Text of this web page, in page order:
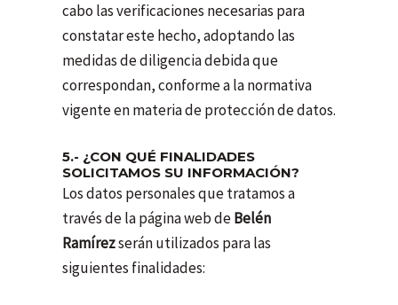
cabo las verificaciones necesarias para
constatar este hecho, adoptando las
medidas de diligencia debida que
correspondan, conforme a la normativa
vigente en materia de protección de datos.
5.- ¿CON QUÉ FINALIDADES
SOLICITAMOS SU INFORMACIÓN?
Los datos personales que tratamos a
través de la página web deBelén
Ramírezserán utilizados para las
siguientes finalidades: